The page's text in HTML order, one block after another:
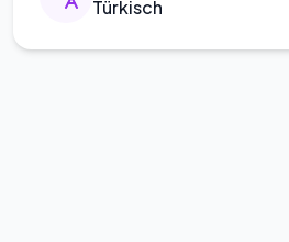
Türkisch